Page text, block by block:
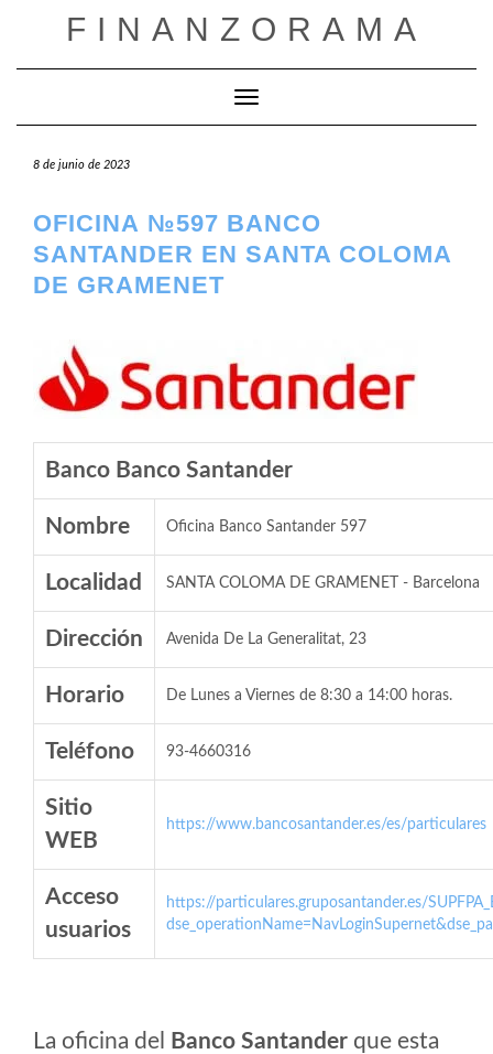
FINANZORAMA
Cambiar modo de navegación
8 de junio de 2023
OFICINA №597 BANCO
SANTANDER EN SANTA COLOMA
DE GRAMENET
Banco Banco Santander
Nombre Oficina Banco Santander 597
Localidad SANTA COLOMA DE GRAMENET - Barcelona
Dirección Avenida De La Generalitat, 23
Horario De Lunes a Viernes de 8:30 a 14:00 horas.
Teléfono 93-4660316
Sitio
WEB
https://www.bancosantander.es/es/particulares
Acceso
usuarios
https://particulares.gruposantander.es/
La oficina del Banco Santander que esta